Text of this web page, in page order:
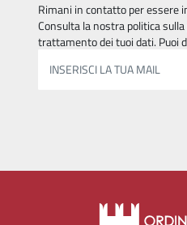
Rimani in contatto per essere
Consulta la nostra politica sulla
trattamento dei tuoi dati. Puoi
INSERISCI LA TUA MAIL